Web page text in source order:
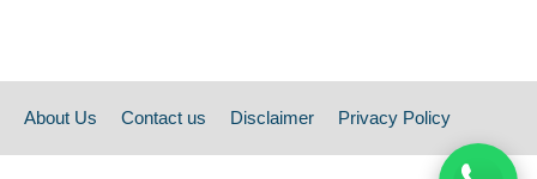
About Us Contact us Disclaimer Privacy Policy